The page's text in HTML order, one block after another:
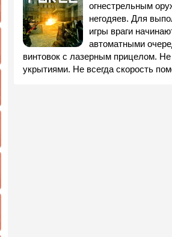
огнестрельным
негодяев. Для
игры враги
автоматными
винтовок с лазерным прицелом.
укрытиями. Не всегда скорость